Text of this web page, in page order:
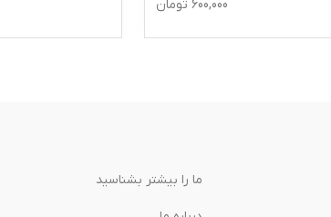
600,000 تومان
ما را بیشتر بشناسید